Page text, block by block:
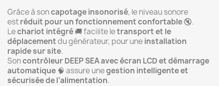
Grâce à soncapotage insonorisé, le niveau sonore
estréduit pour un fonctionnement confortable🔇.
Lechariot intégré🚚 facilite letransport et le
déplacementdu générateur, pour uneinstallation
rapide sur site.
Soncontrôleur DEEP SEA avec écran LCD et démarrage
automatique 🧠 assure unegestion intelligente et
sécurisée de l’alimentation.